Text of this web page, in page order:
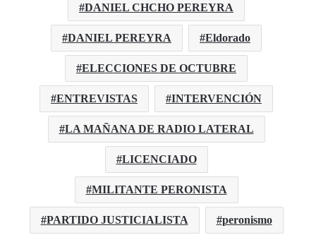
DANIEL CHCHO PEREYRA
DANIEL PEREYRA Eldorado
ELECCIONES DE OCTUBRE
ENTREVISTAS INTERVENCIÓN
LA MAÑANA DE RADIO LATERAL
LICENCIADO
MILITANTE PERONISTA
PARTIDO JUSTICIALISTA peronismo